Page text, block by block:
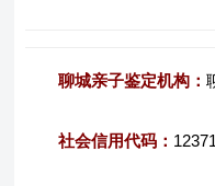
聊城亲子鉴定机构：
社会信用代码：